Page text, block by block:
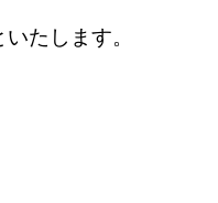
たします。